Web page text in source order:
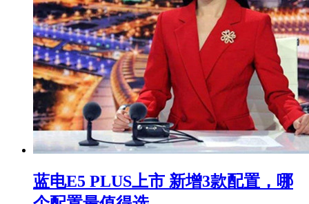
蓝电E5 PLUS上市 新增3款配置，哪